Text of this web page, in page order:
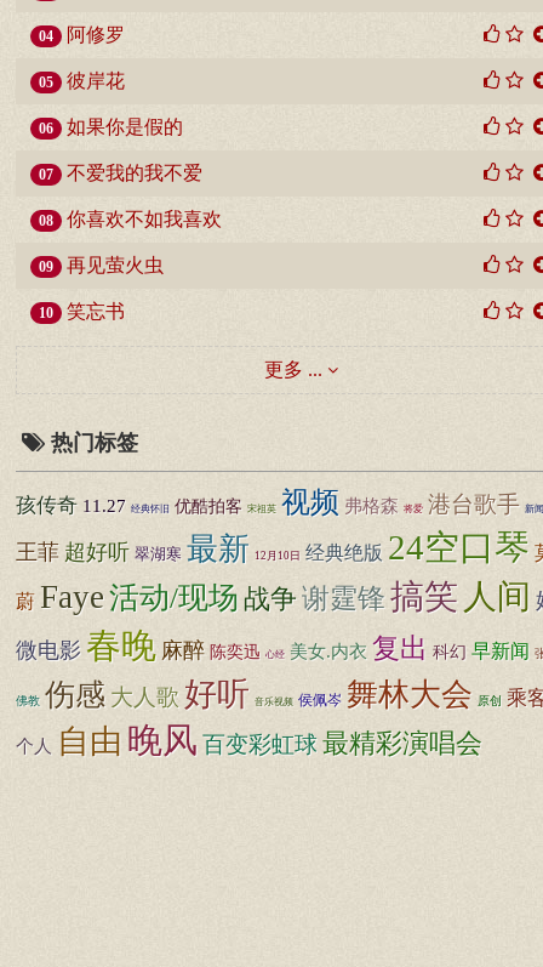
04 阿修罗
05 彼岸花
06 如果你是假的
07 不爱我的我不爱
08 你喜欢不如我喜欢
09 再见萤火虫
10 笑忘书
更多 ...
热门标签
孩传奇 11.27 经典怀旧 优酷拍客 宋祖英 视频 弗格森 将爱 港台歌手 新
王菲 超好听 翠湖寒 最新 12月10日 经典绝版 24空口琴
蔚 Faye活动/现场 战争谢霆锋搞笑 人间
微电影 春晚 麻醉 陈奕迅 心经 美女.内衣 复出 科幻 早新闻
佛教 伤感 大人歌 好听 音乐视频 侯佩岑 舞林大会 原创 乘
个人 自由 晚风百变彩虹球最精彩演唱会